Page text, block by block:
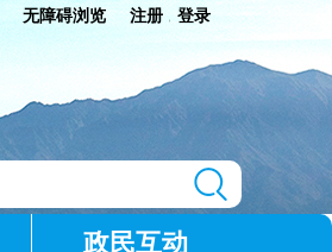
无障碍浏览 注册 登录
政民互动